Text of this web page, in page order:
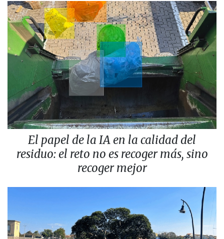
El papel de la IA en la calidad del
residuo: el reto no es recoger más, sino
recoger mejor